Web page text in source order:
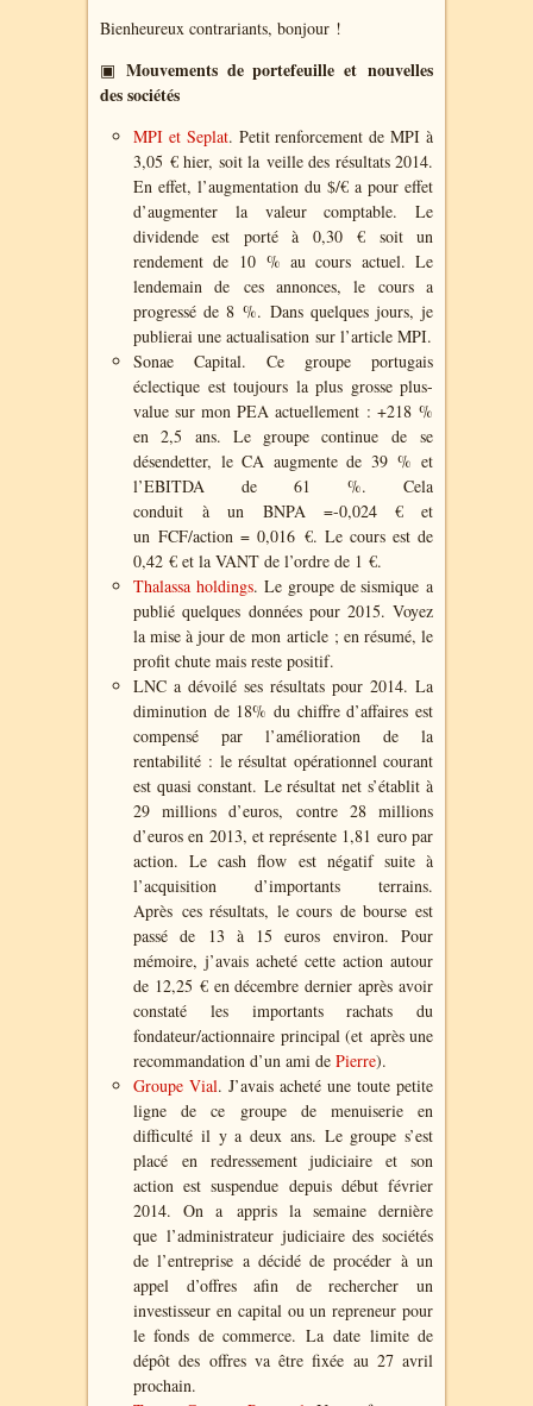
Bienheureux contrariants, bonjour !
▣ Mouvements de portefeuille et nouvelles
des sociétés
MPI et Seplat. Petit renforcement de MPI à
3,05 € hier, soit la veille des résultats 2014.
En effet, l’augmentation du $/€ a pour effet
d’augmenter la valeur comptable. Le
dividende est porté à 0,30 € soit un
rendement de 10 % au cours actuel. Le
lendemain de ces annonces, le cours a
progressé de 8 %. Dans quelques jours, je
publierai une actualisation sur l’article MPI.
Sonae Capital. Ce groupe portugais
éclectique est toujours la plus grosse plus-
value sur mon PEA actuellement : +218 %
en 2,5 ans. Le groupe continue de se
désendetter, le CA augmente de 39 % et
l’EBITDA de 61 %. Cela
conduit à un BNPA =-0,024 € et
un FCF/action = 0,016 €. Le cours est de
0,42 € et la VANT de l’ordre de 1 €.
Thalassa holdings. Le groupe de sismique a
publié quelques données pour 2015. Voyez
la mise à jour de mon article ; en résumé, le
profit chute mais reste positif.
LNC a dévoilé ses résultats pour 2014. La
diminution de 18% du chiffre d’affaires est
compensé par l’amélioration de la
rentabilité : le résultat opérationnel courant
est quasi constant. Le résultat net s’établit à
29 millions d’euros, contre 28 millions
d’euros en 2013, et représente 1,81 euro par
action. Le cash flow est négatif suite à
l’acquisition d’importants terrains.
Après ces résultats, le cours de bourse est
passé de 13 à 15 euros environ. Pour
mémoire, j’avais acheté cette action autour
de 12,25 € en décembre dernier après avoir
constaté les importants rachats du
fondateur/actionnaire principal (et après une
recommandation d’un ami de Pierre).
Groupe Vial. J’avais acheté une toute petite
ligne de ce groupe de menuiserie en
difficulté il y a deux ans. Le groupe s’est
placé en redressement judiciaire et son
action est suspendue depuis début février
2014. On a appris la semaine dernière
que l’administrateur judiciaire des sociétés
de l’entreprise a décidé de procéder à un
appel d’offres afin de rechercher un
investisseur en capital ou un repreneur pour
le fonds de commerce. La date limite de
dépôt des offres va être fixée au 27 avril
prochain.